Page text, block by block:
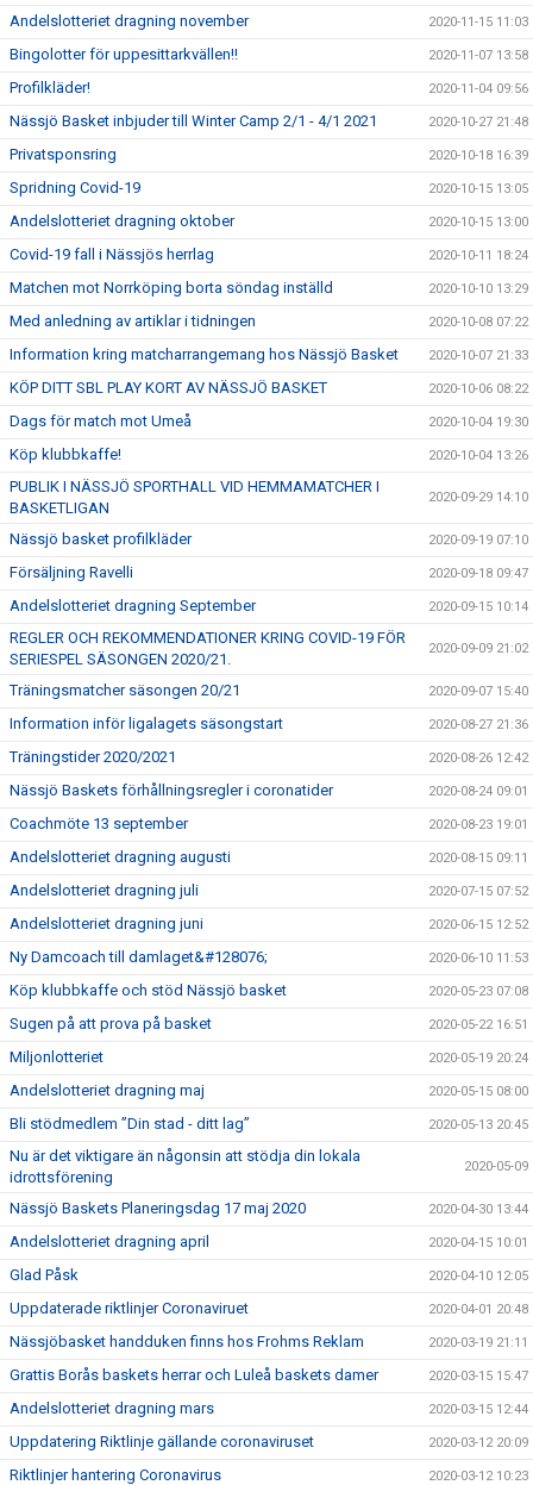
Andelslotteriet dragning november 2020-11-15 11:03
Bingolotter för uppesittarkvällen!! 2020-11-07 13:58
Profilkläder! 2020-11-04 09:56
Nässjö Basket inbjuder till Winter Camp 2/1 - 4/1 2021 2020-10-27 21:48
Privatsponsring 2020-10-18 16:39
Spridning Covid-19 2020-10-15 13:05
Andelslotteriet dragning oktober 2020-10-15 13:00
Covid-19 fall i Nässjös herrlag 2020-10-11 18:24
Matchen mot Norrköping borta söndag inställd 2020-10-10 13:29
Med anledning av artiklar i tidningen 2020-10-08 07:22
Information kring matcharrangemang hos Nässjö Basket 2020-10-07 21:33
KÖP DITT SBL PLAY KORT AV NÄSSJÖ BASKET 2020-10-06 08:22
Dags för match mot Umeå 2020-10-04 19:30
Köp klubbkaffe! 2020-10-04 13:26
PUBLIK I NÄSSJÖ SPORTHALL VID HEMMAMATCHER I
BASKETLIGAN
2020-09-29 14:10
Nässjö basket profilkläder 2020-09-19 07:10
Försäljning Ravelli 2020-09-18 09:47
Andelslotteriet dragning September 2020-09-15 10:14
REGLER OCH REKOMMENDATIONER KRING COVID-19 FÖR
SERIESPEL SÄSONGEN 2020/21.
2020-09-09 21:02
Träningsmatcher säsongen 20/21 2020-09-07 15:40
Information inför ligalagets säsongstart 2020-08-27 21:36
Träningstider 2020/2021 2020-08-26 12:42
Nässjö Baskets förhållningsregler i coronatider 2020-08-24 09:01
Coachmöte 13 september 2020-08-23 19:01
Andelslotteriet dragning augusti 2020-08-15 09:11
Andelslotteriet dragning juli 2020-07-15 07:52
Andelslotteriet dragning juni 2020-06-15 12:52
Ny Damcoach till damlaget&#128076; 2020-06-10 11:53
Köp klubbkaffe och stöd Nässjö basket 2020-05-23 07:08
Sugen på att prova på basket 2020-05-22 16:51
Miljonlotteriet 2020-05-19 20:24
Andelslotteriet dragning maj 2020-05-15 08:00
Bli stödmedlem ”Din stad - ditt lag” 2020-05-13 20:45
Nu är det viktigare än någonsin att stödja din lokala
idrottsförening
2020-05-09
Nässjö Baskets Planeringsdag 17 maj 2020 2020-04-30 13:44
Andelslotteriet dragning april 2020-04-15 10:01
Glad Påsk 2020-04-10 12:05
Uppdaterade riktlinjer Coronaviruet 2020-04-01 20:48
Nässjöbasket handduken finns hos Frohms Reklam 2020-03-19 21:11
Grattis Borås baskets herrar och Luleå baskets damer 2020-03-15 15:47
Andelslotteriet dragning mars 2020-03-15 12:44
Uppdatering Riktlinje gällande coronaviruset 2020-03-12 20:09
Riktlinjer hantering Coronavirus 2020-03-12 10:23